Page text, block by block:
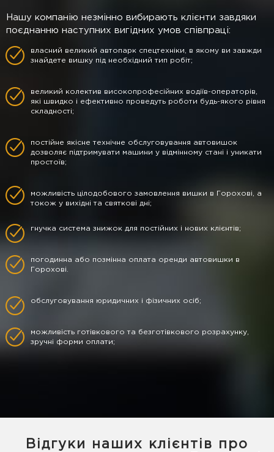
Нашу компанію незмінно вибирають клієнти завдяки
поєднанню наступних вигідних умов співпраці:
власний великий автопарк спецтехніки, в якому ви завжди
знайдете вишку під необхідний тип робіт;
великий колектив високопрофесійних водіїв-операторів,
які швидко і ефективно проведуть роботи будь-якого рівня
складності;
постійне якісне технічне обслуговування автовишок
дозволяє підтримувати машини у відмінному стані і уникати
простоїв;
можливість цілодобового замовлення вишки в Горохові, а
токож у вихідні та святкові дні;
гнучка система знижок для постійних і нових клієнтів;
погодинна або позмінна оплата оренди автовишки в
Горохові.
обслуговування юридичних і фізичних осіб;
можливість готівкового та безготівкового розрахунку,
зручні форми оплати;
Відгуки наших клієнтів про